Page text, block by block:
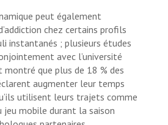
peut également
chez certains profils
instantanés ; plusieurs études
avec l’université
montré que plus de 18 % des
augmenter leur temps
utilisent leurs trajets comme
jeu mobile durant la saison